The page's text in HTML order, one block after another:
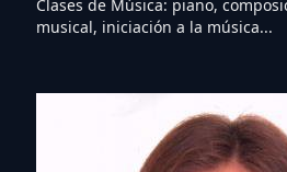
Clases de Música: piano,
musical, iniciación a la música...